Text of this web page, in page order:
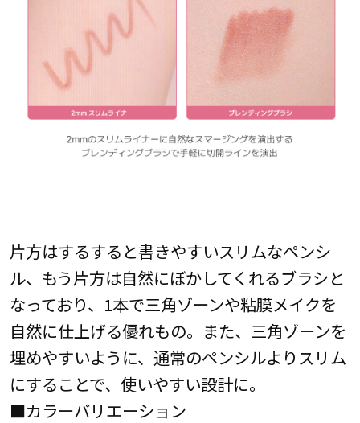
片方はするすると書きやすいスリムなペンシ
ル、もう片方は自然にぼかしてくれるブラシと
なっており、1本で三角ゾーンや粘膜メイクを
自然に仕上げる優れもの。また、三角ゾーンを
埋めやすいように、通常のペンシルよりスリム
にすることで、使いやすい設計に。
■カラーバリエーション